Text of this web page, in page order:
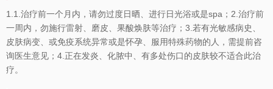
1.1.治疗前一个月内，请勿过度日晒、进行日光浴或是spa；2.治疗前
一周内，勿施行雷射、磨皮、果酸焕肤等治疗；3.若有光敏感病史、
皮肤病变、或免疫系统异常或是怀孕、服用特殊药物的人，需提前咨
询医生意见；4.正在发炎、化脓中、有多处伤口的皮肤较不适合此治
疗。